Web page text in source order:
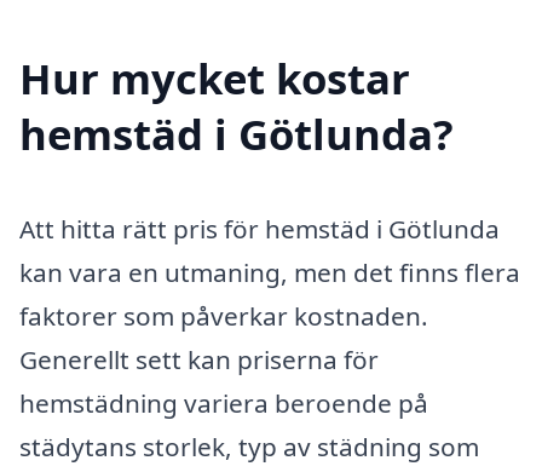
Hur mycket kostar
hemstäd i Götlunda?
Att hitta rätt pris för hemstäd i Götlunda
kan vara en utmaning, men det finns flera
faktorer som påverkar kostnaden.
Generellt sett kan priserna för
hemstädning variera beroende på
städytans storlek, typ av städning som